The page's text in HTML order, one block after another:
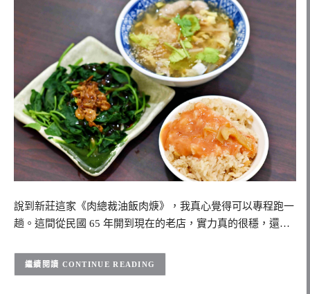
說到新莊這家《肉總裁油飯肉焿》，我真心覺得可以專程跑一
趟。這間從民國 65 年開到現在的老店，實力真的很穩，還…
CONTINUE READING